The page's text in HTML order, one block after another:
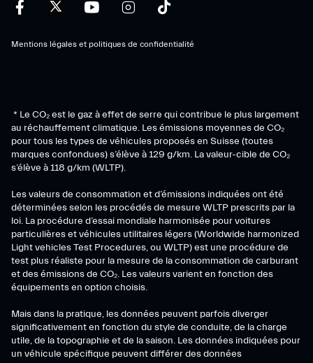
Mentions légales et politiques de confidentialité
* Le CO₂ est le gaz à effet de serre qui contribue le plus largement
au réchauffement climatique. Les émissions moyennes de CO₂
pour tous les types de véhicules proposés en Suisse (toutes
marques confondues) s’élève à 129 g/km. La valeur-cible de CO₂
s’élève à 118 g/km (WLTP).
Les valeurs de consommation et d’émissions indiquées ont été
déterminées selon les procédés de mesure WLTP prescrits par la
loi. La procédure d’essai mondiale harmonisée pour voitures
particulières et véhicules utilitaires légers (Worldwide harmonized
Light vehicles Test Procedures, ou WLTP) est une procédure de
test plus réaliste pour la mesure de la consommation de carburant
et des émissions de CO₂. Les valeurs varient en fonction des
équipements en option choisis.
Mais dans la pratique, les données peuvent parfois diverger
significativement en fonction du style de conduite, de la charge
utile, de la topographie et de la saison. Les données indiquées pour
un véhicule spécifique peuvent différer des données